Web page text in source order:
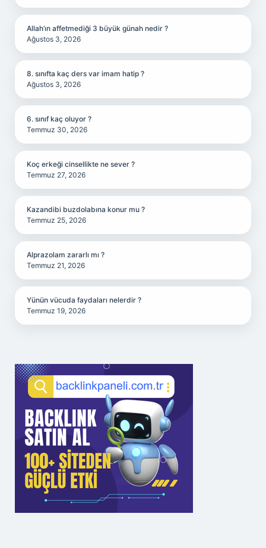
Allah’ın affetmediği 3 büyük günah nedir ?
Ağustos 3, 2026
8. sınıfta kaç ders var imam hatip ?
Ağustos 3, 2026
6. sınıf kaç oluyor ?
Temmuz 30, 2026
Koç erkeği cinsellikte ne sever ?
Temmuz 27, 2026
Kazandibi buzdolabına konur mu ?
Temmuz 25, 2026
Alprazolam zararlı mı ?
Temmuz 21, 2026
Yünün vücuda faydaları nelerdir ?
Temmuz 19, 2026